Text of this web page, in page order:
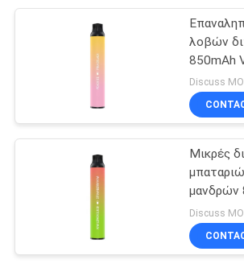
SITEMAP
PRIVACY
POLICY
Vape
Μίας χρήσης
λοβός
Vape
λοβών
850mAh
μίας
Discuss
Μικρές
μανδρών
γεύσης
Discuss